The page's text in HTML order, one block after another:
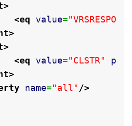
>
<eq
value=
>
>
<eq
value="CLSTR"
>
name="all" />